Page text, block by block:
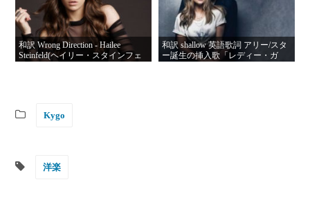
和訳 Wrong Direction - Hailee
Steinfeld(ヘイリー・スタインフェ
和訳 shallow 英語歌詞 アリー/スタ
ー誕生の挿入歌「レディー・ガ
Kygo
洋楽